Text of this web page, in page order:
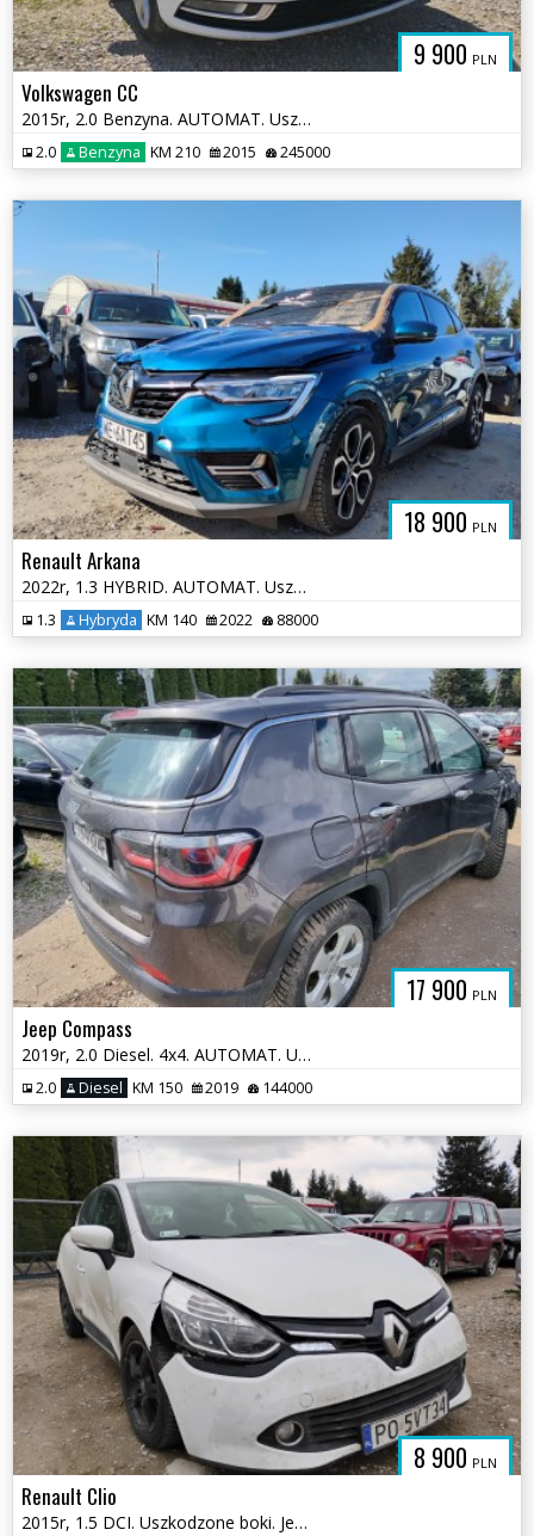
9 900 PLN
Volkswagen CC
2015r, 2.0 Benzyna. AUTOMAT. Uszkodzony lewy przód. Pali.
2.0 Benzyna KM 210 2015 245000
18 900 PLN
Renault Arkana
2022r, 1.3 HYBRID. AUTOMAT. Uszkodzony prawy przód.
1.3 Hybryda KM 140 2022 88000
17 900 PLN
Jeep Compass
2019r, 2.0 Diesel. 4x4. AUTOMAT. Uszkodzony przód.
2.0 Diesel KM 150 2019 144000
8 900 PLN
Renault Clio
2015r, 1.5 DCI. Uszkodzone boki. Jeździ.